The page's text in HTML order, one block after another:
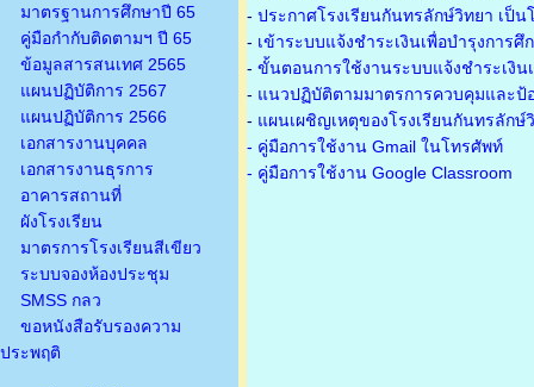
มาตรฐานการศึกษาปี 65
คู่มือกำกับติดตามฯ ปี 65
ข้อมูลสารสนเทศ 2565
แผนปฏิบัติการ 2567
แผนปฏิบัติการ 2566
เอกสารงานบุคคล
เอกสารงานธุรการ
อาคารสถานที่
ผังโรงเรียน
มาตรการโรงเรียนสีเขียว
ระบบจองห้องประชุม
SMSS กลว
ขอหนังสือรับรองความ
ประพฤติ
- ประกาศโรงเรียนกันทรลักษ์วิทยา เป็
- เข้าระบบแจ้งชำระเงินเพื่อบำรุงการศึ
- ขั้นตอนการใช้งานระบบแจ้งชำระเงิน
- แนวปฏิบัติตามมาตรการควบคุมและป้
- แผนเผชิญเหตุของโรงเรียนกันทรลัก
- คู่มือการใช้งาน Gmail ในโทรศัพท์
- คู่มือการใช้งาน Google Classroom